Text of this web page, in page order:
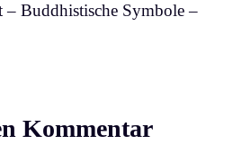
– Buddhistische Symbole –
Kommentar